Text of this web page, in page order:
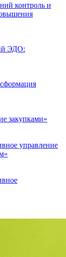
контроль и
ЭДО:
закупками»
управление